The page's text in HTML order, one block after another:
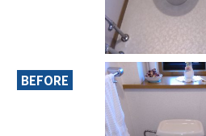
BEFORE